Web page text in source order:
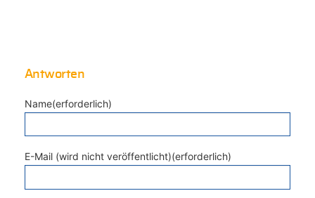
Antworten
Name(erforderlich)
E-Mail (wird nicht veröffentlicht)(erforderlich)